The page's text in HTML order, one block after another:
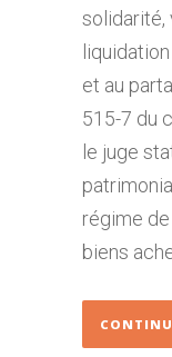
solidarité,
et au
515-7 du
le juge
régime
biens